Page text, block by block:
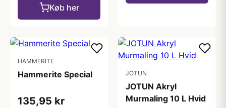
Køb her
HAMMERITE
Hammerite Special
135,95 kr
JOTUN
JOTUN Akryl
Murmaling 10 L Hvid